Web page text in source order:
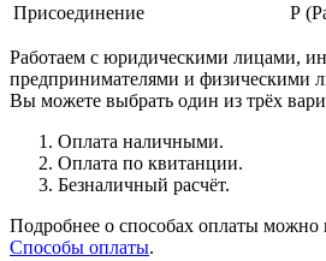
Присоединение
Р
Работаем с юридическими лицами,
предпринимателями и физическими
Вы можете выбрать один из трёх
Оплата наличными.
Оплата по квитанции.
Безналичный расчёт.
Подробнее о способах оплаты можно
Способы оплаты.